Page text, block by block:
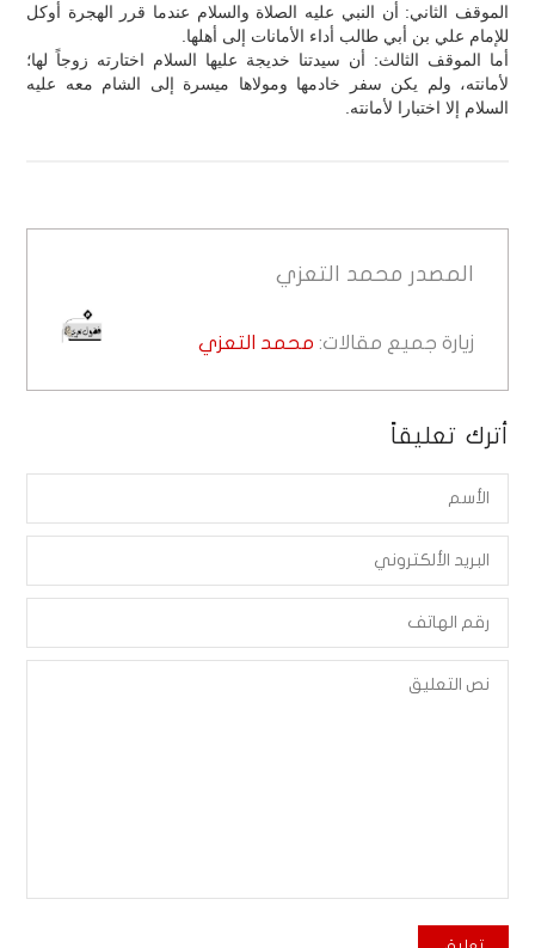
الموقف الثاني: أن النبي عليه الصلاة والسلام عندما قرر الهجرة أوكل
للإمام علي بن أبي طالب أداء الأمانات إلى أهلها.
أما الموقف الثالث: أن سيدتنا خديجة عليها السلام اختارته زوجاً لها؛
لأمانته، ولم يكن سفر خادمها ومولاها ميسرة إلى الشام معه عليه
السلام إلا اختبارا لأمانته.
المصدر محمد التعزي
زيارة جميع مقالات: محمد التعزي
أترك تعليقاً